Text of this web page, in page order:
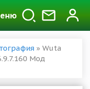
» Wuta
Мод